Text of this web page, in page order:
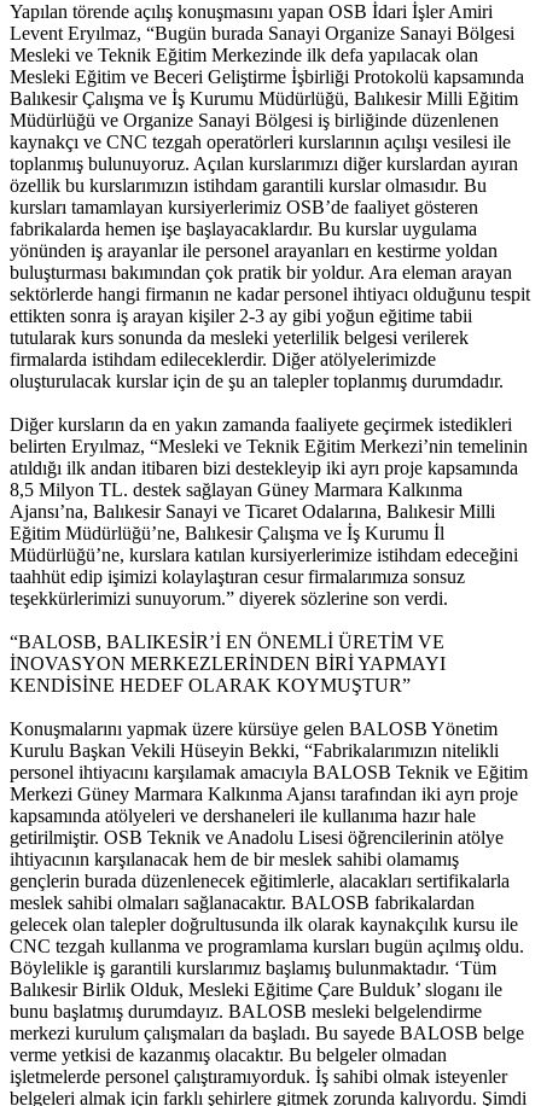
Yapılan törende açılış konuşmasını yapan OSB İdari İşler Amiri
Levent Eryılmaz, “Bugün burada Sanayi Organize Sanayi Bölgesi
Mesleki ve Teknik Eğitim Merkezinde ilk defa yapılacak olan
Mesleki Eğitim ve Beceri Geliştirme İşbirliği Protokolü kapsamında
Balıkesir Çalışma ve İş Kurumu Müdürlüğü, Balıkesir Milli Eğitim
Müdürlüğü ve Organize Sanayi Bölgesi iş birliğinde düzenlenen
kaynakçı ve CNC tezgah operatörleri kurslarının açılışı vesilesi ile
toplanmış bulunuyoruz. Açılan kurslarımızı diğer kurslardan ayıran
özellik bu kurslarımızın istihdam garantili kurslar olmasıdır. Bu
kursları tamamlayan kursiyerlerimiz OSB’de faaliyet gösteren
fabrikalarda hemen işe başlayacaklardır. Bu kurslar uygulama
yönünden iş arayanlar ile personel arayanları en kestirme yoldan
buluşturması bakımından çok pratik bir yoldur. Ara eleman arayan
sektörlerde hangi firmanın ne kadar personel ihtiyacı olduğunu tespit
ettikten sonra iş arayan kişiler 2-3 ay gibi yoğun eğitime tabii
tutularak kurs sonunda da mesleki yeterlilik belgesi verilerek
firmalarda istihdam edileceklerdir. Diğer atölyelerimizde
oluşturulacak kurslar için de şu an talepler toplanmış durumdadır.
Diğer kursların da en yakın zamanda faaliyete geçirmek istedikleri
belirten Eryılmaz, “Mesleki ve Teknik Eğitim Merkezi’nin temelinin
atıldığı ilk andan itibaren bizi destekleyip iki ayrı proje kapsamında
8,5 Milyon TL. destek sağlayan Güney Marmara Kalkınma
Ajansı’na, Balıkesir Sanayi ve Ticaret Odalarına, Balıkesir Milli
Eğitim Müdürlüğü’ne, Balıkesir Çalışma ve İş Kurumu İl
Müdürlüğü’ne, kurslara katılan kursiyerlerimize istihdam edeceğini
taahhüt edip işimizi kolaylaştıran cesur firmalarımıza sonsuz
teşekkürlerimizi sunuyorum.” diyerek sözlerine son verdi.
“BALOSB, BALIKESİR’İ EN ÖNEMLİ ÜRETİM VE
İNOVASYON MERKEZLERİNDEN BİRİ YAPMAYI
KENDİSİNE HEDEF OLARAK KOYMUŞTUR”
Konuşmalarını yapmak üzere kürsüye gelen BALOSB Yönetim
Kurulu Başkan Vekili Hüseyin Bekki, “Fabrikalarımızın nitelikli
personel ihtiyacını karşılamak amacıyla BALOSB Teknik ve Eğitim
Merkezi Güney Marmara Kalkınma Ajansı tarafından iki ayrı proje
kapsamında atölyeleri ve dershaneleri ile kullanıma hazır hale
getirilmiştir. OSB Teknik ve Anadolu Lisesi öğrencilerinin atölye
ihtiyacının karşılanacak hem de bir meslek sahibi olamamış
gençlerin burada düzenlenecek eğitimlerle, alacakları sertifikalarla
meslek sahibi olmaları sağlanacaktır. BALOSB fabrikalardan
gelecek olan talepler doğrultusunda ilk olarak kaynakçılık kursu ile
CNC tezgah kullanma ve programlama kursları bugün açılmış oldu.
Böylelikle iş garantili kurslarımız başlamış bulunmaktadır. ‘Tüm
Balıkesir Birlik Olduk, Mesleki Eğitime Çare Bulduk’ sloganı ile
bunu başlatmış durumdayız. BALOSB mesleki belgelendirme
merkezi kurulum çalışmaları da başladı. Bu sayede BALOSB belge
verme yetkisi de kazanmış olacaktır. Bu belgeler olmadan
işletmelerde personel çalıştıramıyorduk. İş sahibi olmak isteyenler
belgeleri almak için farklı şehirlere gitmek zorunda kalıyordu. Şimdi